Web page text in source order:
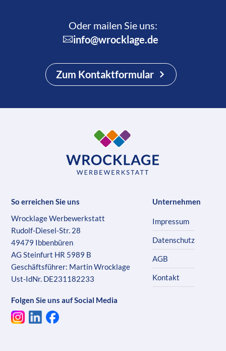
Oder mailen Sie uns:
info@wrocklage.de
Zum Kontaktformular
So erreichen Sie uns
Wrocklage Werbewerkstatt
Rudolf-Diesel-Str. 28
49479 Ibbenbüren
AG Steinfurt HR 5989 B
Geschäftsführer: Martin Wrocklage
Ust-IdNr. DE231182233
Folgen Sie uns auf Social Media
Unternehmen
Impressum
Datenschutz
AGB
Kontakt